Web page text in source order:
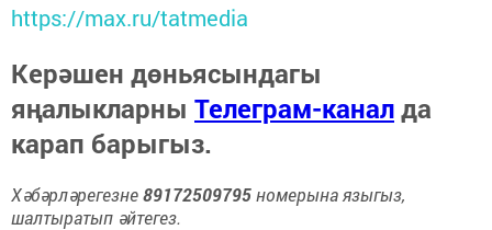
https://max.ru/tatmedia
Керәшен дөньясындагы
яңалыкларны Телеграм-каналда
карап барыгыз.
Хәбәрләрегезне89172509795номерына языгыз,
шалтыратып әйтегез.